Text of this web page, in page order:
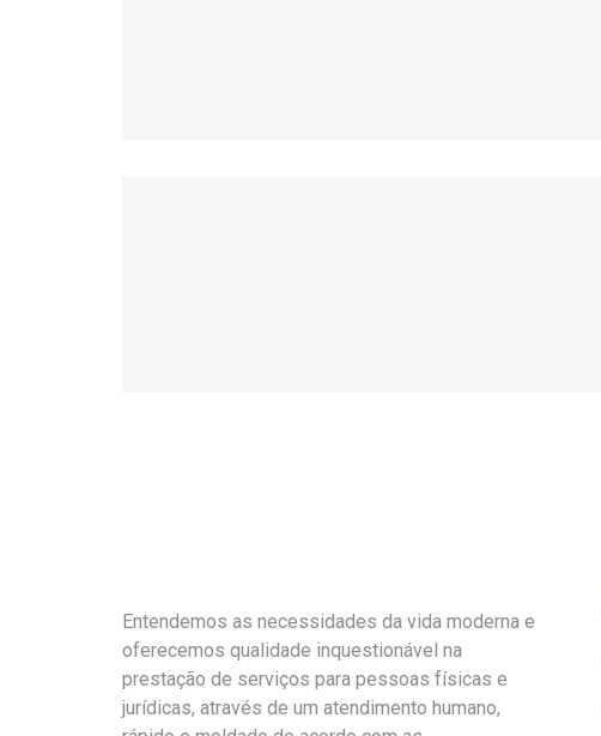
Entendemos as necessidades da vida moderna e
oferecemos qualidade inquestionável na
prestação de serviços para pessoas físicas e
jurídicas, através de um atendimento humano,